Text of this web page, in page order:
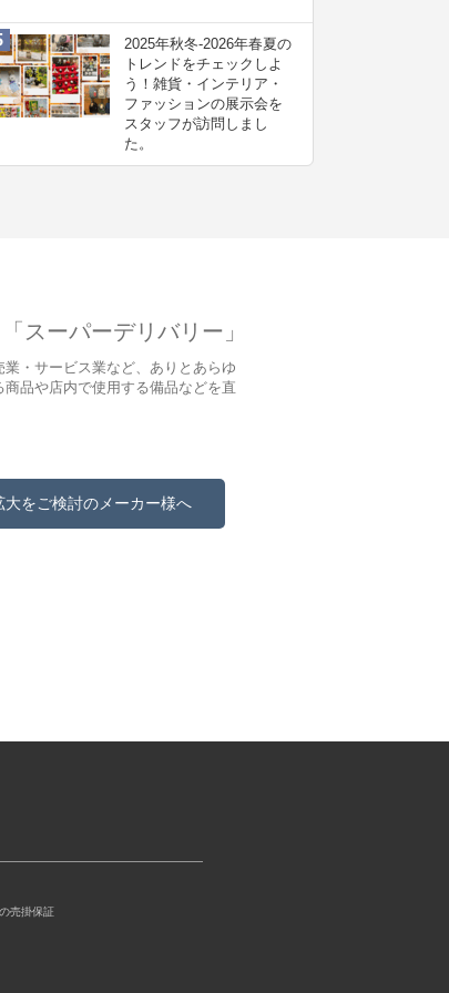
2025年秋冬-2026年春夏の
トレンドをチェックしよ
う！雑貨・インテリア・
ファッションの展示会を
スタッフが訪問しまし
た。
スーパーデリバリー」
・サービス業など、ありとあらゆ
品や店内で使用する備品などを直
大をご検討のメーカー様へ
売掛保証